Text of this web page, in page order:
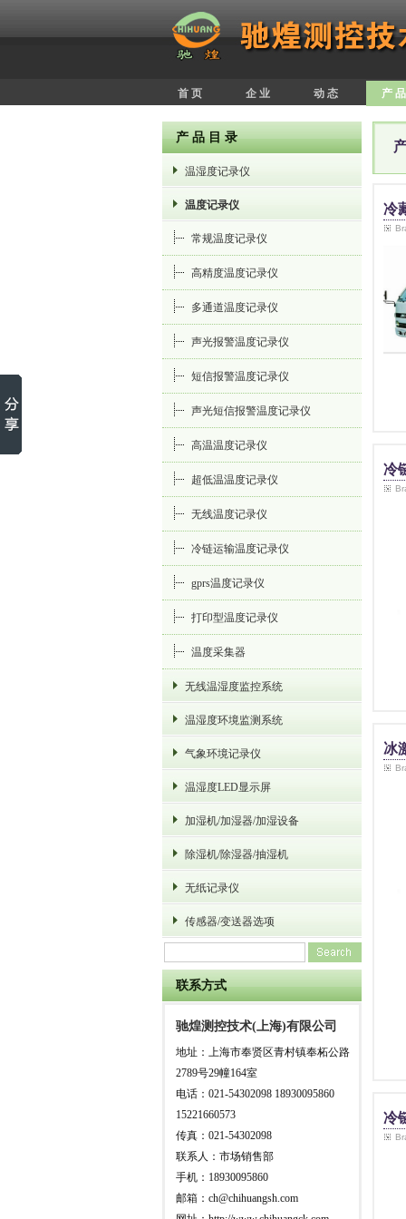
首 页 企 业 动 态 产 品
产 品 目 录
温湿度记录仪
温度记录仪
常规温度记录仪
高精度温度记录仪
多通道温度记录仪
声光报警温度记录仪
短信报警温度记录仪
声光短信报警温度记录仪
高温温度记录仪
超低温温度记录仪
无线温度记录仪
冷链运输温度记录仪
gprs温度记录仪
打印型温度记录仪
温度采集器
无线温湿度监控系统
温湿度环境监测系统
气象环境记录仪
温湿度LED显示屏
加湿机/加湿器/加湿设备
除湿机/除湿器/抽湿机
无纸记录仪
传感器/变送器选项
联系方式
驰煌测控技术(上海)有限公司
地址：上海市奉贤区青村镇奉柘公路
2789号29幢164室
电话：021-54302098 18930095860
15221660573
传真：021-54302098
联系人：市场销售部
手机：18930095860
邮箱：ch@chihuangsh.com
冷
冷
冰
冷